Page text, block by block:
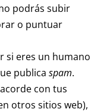
podrás subir
o puntuar
si eres un humano
publicaspam.
con tus
otros sitios web),